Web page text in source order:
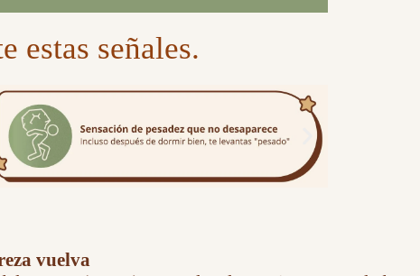
estas señales.
vuelva